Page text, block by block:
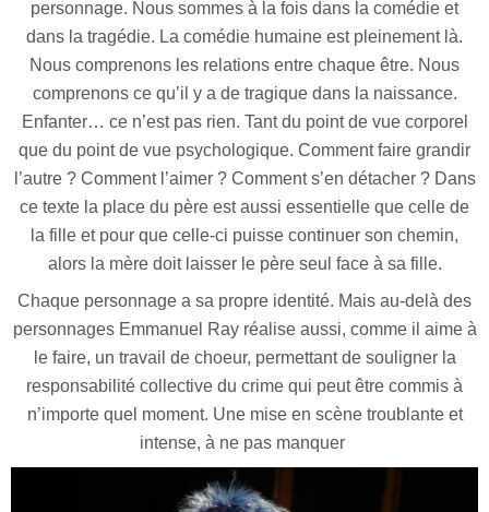
personnage. Nous sommes à la fois dans la comédie et
dans la tragédie. La comédie humaine est pleinement là.
Nous comprenons les relations entre chaque être. Nous
comprenons ce qu’il y a de tragique dans la naissance.
Enfanter… ce n’est pas rien. Tant du point de vue corporel
que du point de vue psychologique. Comment faire grandir
l’autre ? Comment l’aimer ? Comment s’en détacher ? Dans
ce texte la place du père est aussi essentielle que celle de
la fille et pour que celle-ci puisse continuer son chemin,
alors la mère doit laisser le père seul face à sa fille.
Chaque personnage a sa propre identité. Mais au-delà des
personnages Emmanuel Ray réalise aussi, comme il aime à
le faire, un travail de choeur, permettant de souligner la
responsabilité collective du crime qui peut être commis à
n’importe quel moment. Une mise en scène troublante et
intense, à ne pas manquer